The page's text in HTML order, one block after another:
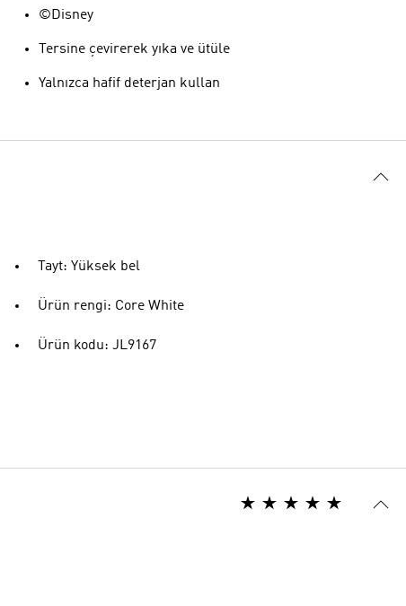
©Disney
Tersine çevirerek yıka ve ütüle
Yalnızca hafif deterjan kullan
Tayt: Yüksek bel
Ürün rengi: Core White
Ürün kodu: JL9167